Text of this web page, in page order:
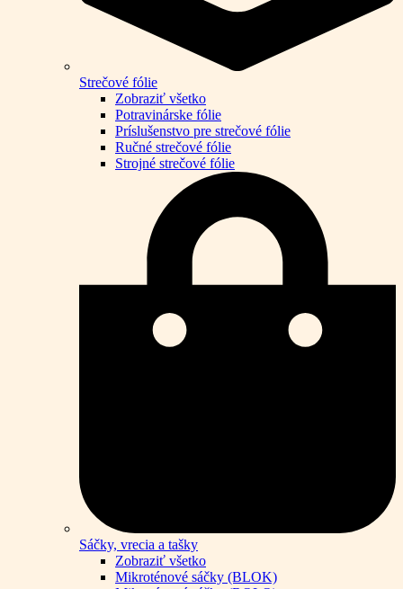
Strečové fólie
Zobraziť všetko
Potravinárske fólie
Príslušenstvo pre strečové fólie
Ručné strečové fólie
Strojné strečové fólie
Sáčky, vrecia a tašky
Zobraziť všetko
Mikroténové sáčky (BLOK)